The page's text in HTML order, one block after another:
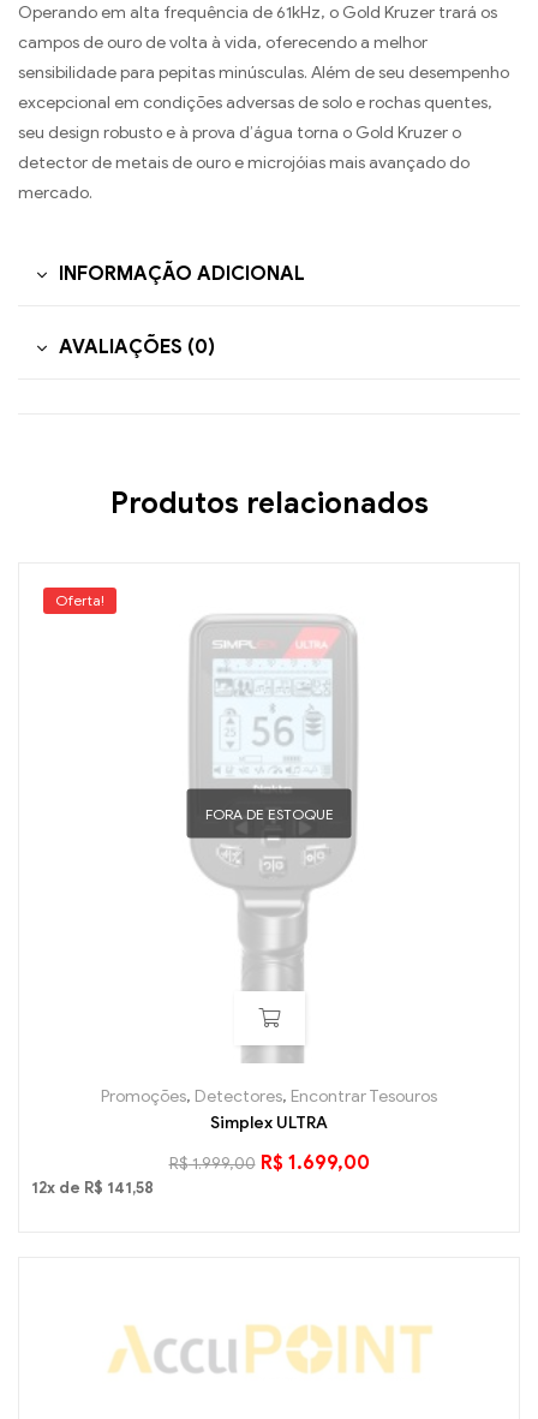
Operando em alta frequência de 61kHz, o Gold Kruzer trará os
campos de ouro de volta à vida, oferecendo a melhor
sensibilidade para pepitas minúsculas. Além de seu desempenho
excepcional em condições adversas de solo e rochas quentes,
seu design robusto e à prova d’água torna o Gold Kruzer o
detector de metais de ouro e microjóias mais avançado do
mercado.
INFORMAÇÃO ADICIONAL
AVALIAÇÕES (0)
Produtos relacionados
Oferta!
FORA DE ESTOQUE
Promoções, Detectores, Encontrar Tesouros
Simplex ULTRA
R$1.999,00 R$ 1.699,00
12x de R$ 141,58